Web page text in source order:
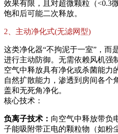
效果有限，且对超微颗粒（<0.3
饱和后可能二次释放。
2、主动净化式(无滤网型)
这类净化器“不拘泥于一室”，而
进行主动防御。无需依赖风机强
空气中释放具有净化或杀菌能力
自然扩散能力，渗透到房间各个
盖和无死角净化。
核心技术：
负离子技术： 向空气中释放带负
子能吸附带正电的颗粒物（如粉